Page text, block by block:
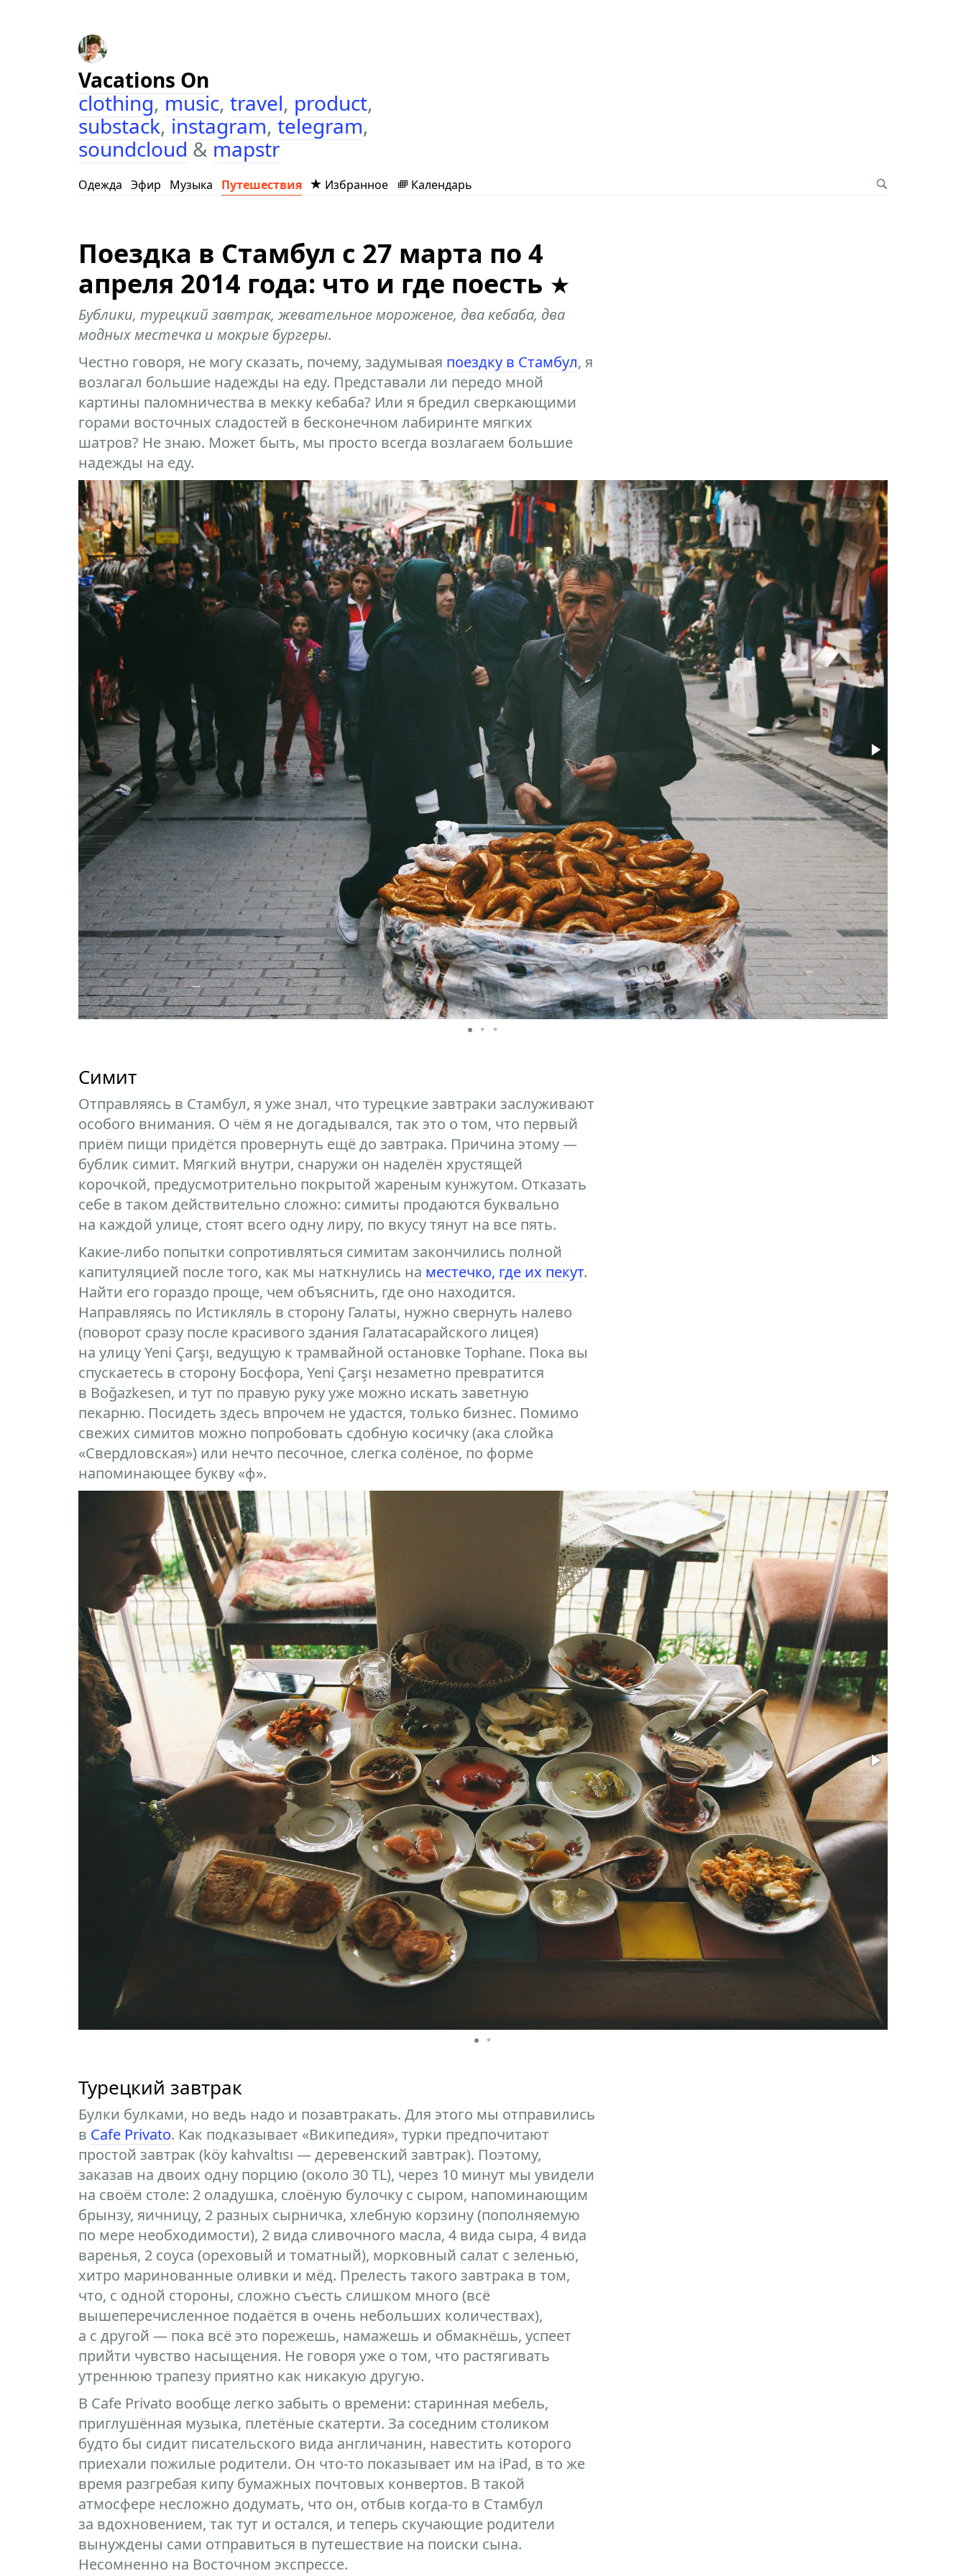
Vacations On
clothing,music, travel, product,
substack,instagram,telegram,
soundcloud&mapstr
Одежда Эфир Музыка Путешествия Избранное Календарь
Поездка в Cтамбул с 27 марта по 4
апреля 2014 года: что и где поесть
Бублики, турецкий завтрак, жевательное мороженое, два кебаба, два
модных местечка и мокрые бургеры.
Честно говоря, не могу сказать, почему, задумывая поездку в Стамбул, я
возлагал большие надежды на еду. Представали ли передо мной
картины паломничества в мекку кебаба? Или я бредил сверкающими
горами восточных сладостей в бесконечном лабиринте мягких
шатров? Не знаю. Может быть, мы просто всегда возлагаем большие
надежды на еду.
Симит
Отправляясь в Стамбул, я уже знал, что турецкие завтраки заслуживают
особого внимания. О чём я не догадывался, так это о том, что первый
приём пищи придётся провернуть ещё до завтрака. Причина этому —
бублик симит. Мягкий внутри, снаружи он наделён хрустящей
корочкой, предусмотрительно покрытой жареным кунжутом. Отказать
себе в таком действительно сложно: симиты продаются буквально
на каждой улице, стоят всего одну лиру, по вкусу тянут на все пять.
Какие-либо попытки сопротивляться симитам закончились полной
капитуляцией после того, как мы наткнулись на местечко, где их пекут.
Найти его гораздо проще, чем объяснить, где оно находится.
Направляясь по Истикляль в сторону Галаты, нужно свернуть налево
(поворот сразу после красивого здания Галатасарайского лицея)
на улицу Yeni Çarşı, ведущую к трамвайной остановке Tophane. Пока вы
спускаетесь в сторону Босфора, Yeni Çarşı незаметно превратится
в Boğazkesen, и тут по правую руку уже можно искать заветную
пекарню. Посидеть здесь впрочем не удастся, только бизнес. Помимо
свежих симитов можно попробовать сдобную косичку (ака слойка
«Свердловская») или нечто песочное, слегка солёное, по форме
напоминающее букву «ф».
Турецкий завтрак
Булки булками, но ведь надо и позавтракать. Для этого мы отправились
в Cafe Privato. Как подказывает «Википедия», турки предпочитают
простой завтрак (köy kahvaltısı — деревенский завтрак). Поэтому,
заказав на двоих одну порцию (около 30 TL), через 10 минут мы увидели
на своём столе: 2 оладушка, слоёную булочку с сыром, напоминающим
брынзу, яичницу, 2 разных сырничка, хлебную корзину (пополняемую
по мере необходимости), 2 вида сливочного масла, 4 вида сыра, 4 вида
варенья, 2 соуса (ореховый и томатный), морковный салат с зеленью,
хитро маринованные оливки и мёд. Прелесть такого завтрака в том,
что, с одной стороны, сложно съесть слишком много (всё
вышеперечисленное подаётся в очень небольших количествах),
а с другой — пока всё это порежешь, намажешь и обмакнёшь, успеет
прийти чувство насыщения. Не говоря уже о том, что растягивать
утреннюю трапезу приятно как никакую другую.
В Cafe Privato вообще легко забыть о времени: старинная мебель,
приглушённая музыка, плетёные скатерти. За соседним столиком
будто бы сидит писательского вида англичанин, навестить которого
приехали пожилые родители. Он что-то показывает им на iPad, в то же
время разгребая кипу бумажных почтовых конвертов. В такой
атмосфере несложно додумать, что он, отбыв когда-то в Стамбул
за вдохновением, так тут и остался, и теперь скучающие родители
вынуждены сами отправиться в путешествие на поиски сына.
Несомненно на Восточном экспрессе.